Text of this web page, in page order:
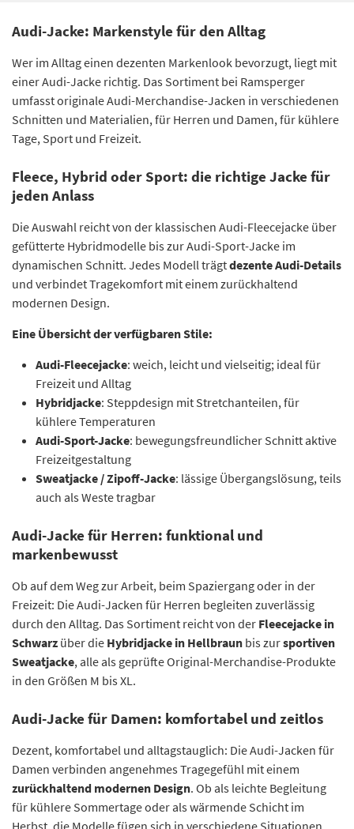
Audi-Jacke: Markenstyle für den Alltag
Wer im Alltag einen dezenten Markenlook bevorzugt, liegt mit
einer Audi-Jacke richtig. Das Sortiment bei Ramsperger
umfasst originale Audi-Merchandise-Jacken in verschiedenen
Schnitten und Materialien, für Herren und Damen, für kühlere
Tage, Sport und Freizeit.
Fleece, Hybrid oder Sport: die richtige Jacke für
jeden Anlass
Die Auswahl reicht von der klassischen Audi-Fleecejacke über
gefütterte Hybridmodelle bis zur Audi-Sport-Jacke im
dynamischen Schnitt. Jedes Modell trägtdezente Audi-Details
und verbindet Tragekomfort mit einem zurückhaltend
modernen Design.
Eine Übersicht der verfügbaren Stile:
Audi-Fleecejacke: weich, leicht und vielseitig; ideal für
Freizeit und Alltag
Hybridjacke: Steppdesign mit Stretchanteilen, für
kühlere Temperaturen
Audi-Sport-Jacke: bewegungsfreundlicher Schnitt aktive
Freizeitgestaltung
Sweatjacke / Zipoff-Jacke: lässige Übergangslösung, teils
auch als Weste tragbar
Audi-Jacke für Herren: funktional und
markenbewusst
Ob auf dem Weg zur Arbeit, beim Spaziergang oder in der
Freizeit: Die Audi-Jacken für Herren begleiten zuverlässig
durch den Alltag. Das Sortiment reicht von der Fleecejacke in
Schwarz über die Hybridjacke in Hellbraun bis zursportiven
Sweatjacke, alle als geprüfte Original-Merchandise-Produkte
in den Größen M bis XL.
Audi-Jacke für Damen: komfortabel und zeitlos
Dezent, komfortabel und alltagstauglich: Die Audi-Jacken für
Damen verbinden angenehmes Tragegefühl mit einem
zurückhaltend modernen Design. Ob als leichte Begleitung
für kühlere Sommertage oder als wärmende Schicht im